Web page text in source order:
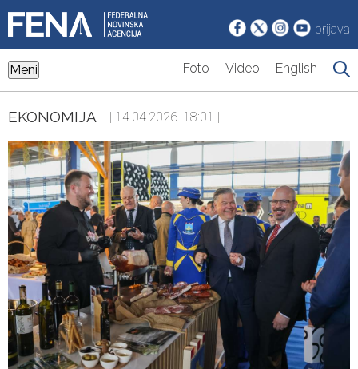
prijava
Meni Foto Video English
EKONOMIJA | 14.04.2026. 18:01 |